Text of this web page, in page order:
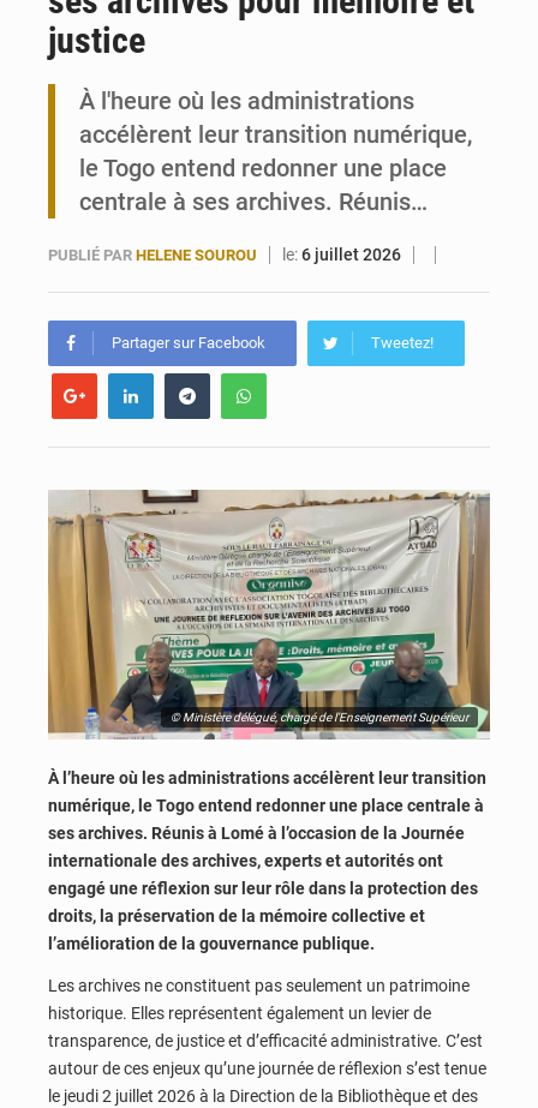
justice
À l'heure où les administrations
accélèrent leur transition numérique,
le Togo entend redonner une place
centrale à ses archives. Réunis…
PUBLIÉ PAR HELENE SOUROU le:6 juillet 2026
Partager sur Facebook Tweetez!
© Ministère délégué, chargé de l’Enseignement Supérieur
À l’heure où les administrations accélèrent leur transition
numérique, le Togo entend redonner une place centrale à
ses archives. Réunis à Lomé à l’occasion de la Journée
internationale des archives, experts et autorités ont
engagé une réflexion sur leur rôle dans la protection des
droits, la préservation de la mémoire collective et
l’amélioration de la gouvernance publique.
Les archives ne constituent pas seulement un patrimoine
historique. Elles représentent également un levier de
transparence, de justice et d’efficacité administrative. C’est
autour de ces enjeux qu’une journée de réflexion s’est tenue
le jeudi 2 juillet 2026 à la Direction de la Bibliothèque et des